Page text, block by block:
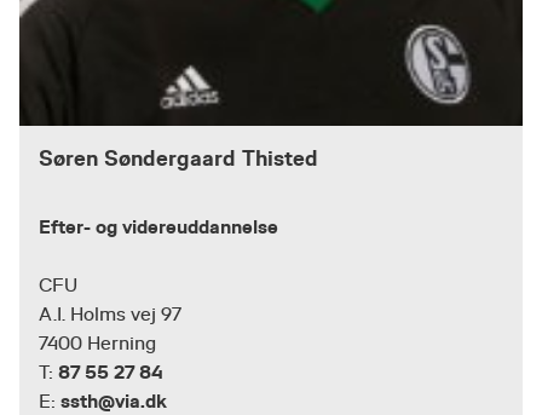
Søren Søndergaard Thisted
Efter- og videreuddannelse
CFU
A.I. Holms vej 97
7400 Herning
T: 87 55 27 84
E: ssth@via.dk